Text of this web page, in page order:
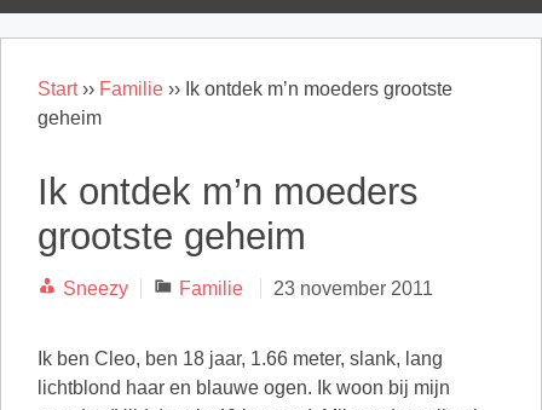
Start›› Familie ›› Ik ontdek m’n moeders grootste
geheim
Ik ontdek m’n moeders
grootste geheim
Sneezy Categorieën
Familie 23 november 2011
Ik ben Cleo, ben 18 jaar, 1.66 meter, slank, lang
lichtblond haar en blauwe ogen. Ik woon bij mijn